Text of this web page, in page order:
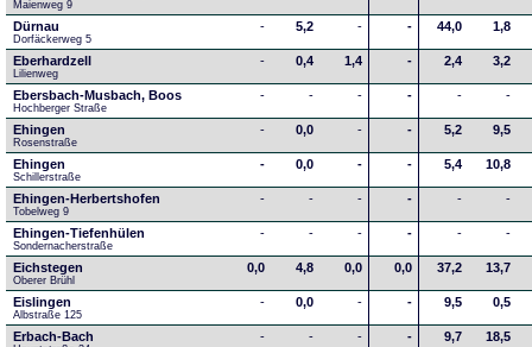
Maienweg 9
Dürnau
Dorfäckerweg 5
- 5,2 - - 44,0 1,8
Eberhardzell
Lilienweg
- 0,4 1,4 - 2,4 3,2
Ebersbach-Musbach, Boos
Hochberger Straße
- - - - - -
Ehingen
Rosenstraße
- 0,0 - - 5,2 9,5
Ehingen
Schillerstraße
- 0,0 - - 5,4 10,8
Ehingen-Herbertshofen
Tobelweg 9
- - - - - -
Ehingen-Tiefenhülen
Sondernacherstraße
- - - - - -
Eichstegen
Oberer Brühl
0,0 4,8 0,0 0,0 37,2 13,7
Eislingen
Albstraße 125
- 0,0 - - 9,5 0,5
Erbach-Bach - - - - 9,7 18,5